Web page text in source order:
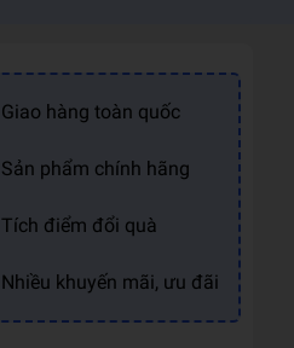
Giao hàng toàn quốc
Sản phẩm chính hãng
Tích điểm đổi quà
Nhiều khuyến mãi, ưu đãi